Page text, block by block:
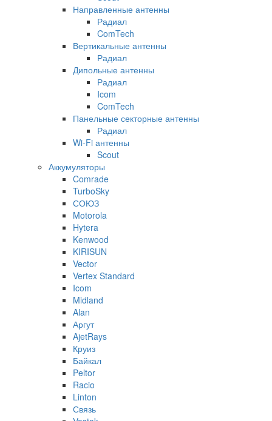
Направленные антенны
Радиал
ComTech
Вертикальные антенны
Радиал
Дипольные антенны
Радиал
Icom
ComTech
Панельные секторные антенны
Радиал
Wi-Fi антенны
Scout
Аккумуляторы
Comrade
TurboSky
СОЮЗ
Motorola
Hytera
Kenwood
KIRISUN
Vector
Vertex Standard
Icom
Midland
Alan
Аргут
AjetRays
Круиз
Байкал
Peltor
Racio
Linton
Связь